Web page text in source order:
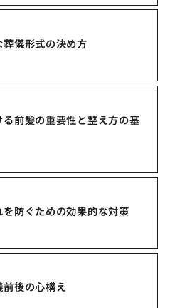
儀形式の決め方
前髪の重要性と整え方の基
防ぐための効果的な対策
後の心構え